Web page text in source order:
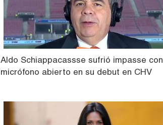
Aldo Schiappacassse sufrió impasse con
micrófono abierto en su debut en CHV